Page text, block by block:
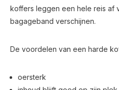
koffers leggen een hele reis af
bagageband verschijnen.
De voordelen van een harde
oersterk